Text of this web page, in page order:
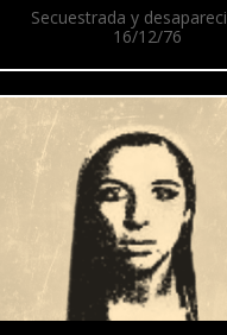
Secuestrada y
16/12/76